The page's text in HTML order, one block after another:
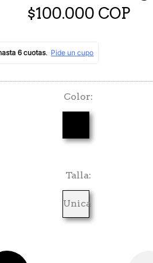
$100.000 COP
Color
Talla
Unica